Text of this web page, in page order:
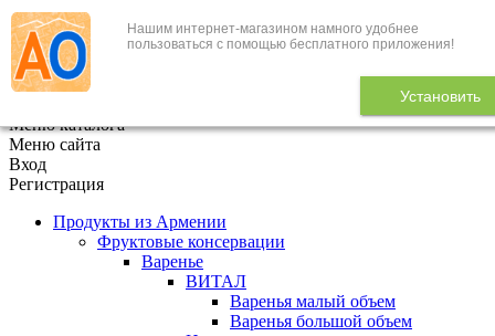
Нашим интернет-магазином намного удобнее
пользоваться с помощью бесплатного приложения!
Установить
+7 (495) 646-888-1
В корзине 0
Меню каталога
Меню сайта
Вход
Регистрация
Продукты из Армении
Фруктовые консервации
Варенье
ВИТАЛ
Варенья малый объем
Варенья большой объем